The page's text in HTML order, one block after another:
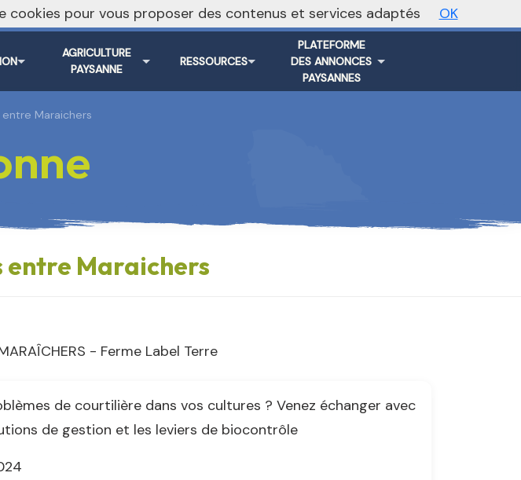
Vers le site national
AGRICULTURE
PAYSANNE
RESSOURCES
PLATEFORME
DES ANNONCES
PAYSANNES
Maraichers
entre Maraichers
- Ferme Label Terre
de courtilière dans vos cultures ? Venez échanger avec
de gestion et les leviers de biocontrôle
pour vous proposer des contenus et services adaptés OK